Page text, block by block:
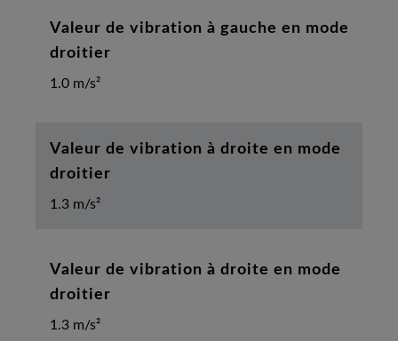
Valeur de vibration à gauche en mode
droitier
1.0 m/s²
Valeur de vibration à droite en mode
droitier
1.3 m/s²
Valeur de vibration à droite en mode
droitier
1.3 m/s²